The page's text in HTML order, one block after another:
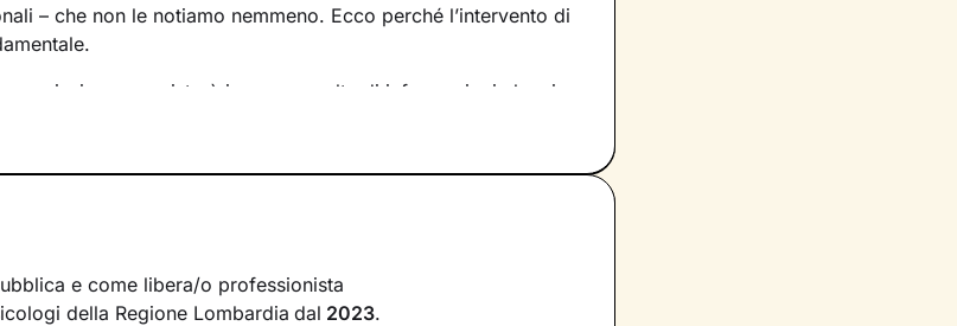
– che non le notiamo nemmeno. Ecco perché l’intervento di
insieme consisterà in una raccolta di informazioni che ci
ad
grazie astrategie specifichecucite proprio su di essi e
e come libera/o professionista
della Regione Lombardia dal 2023.